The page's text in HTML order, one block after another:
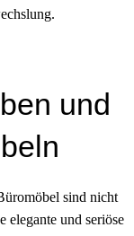
und
sind nicht
elegante und seriöse